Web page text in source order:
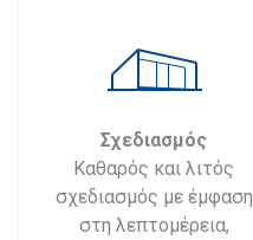
Σχεδιασμός
Καθαρός και λιτός
σχεδιασμός με έμφαση
στη λεπτομέρεια,